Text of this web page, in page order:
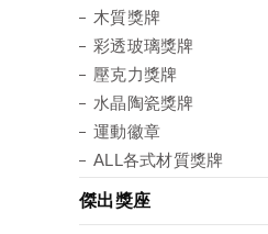
木質獎牌
彩透玻璃獎牌
壓克力獎牌
水晶陶瓷獎牌
運動徽章
ALL各式材質獎牌
傑出獎座